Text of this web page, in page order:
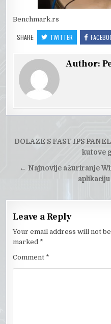
Benchmark.rs
SHARE: TWITTER
Author:
Post
DOLAZE S FAST IPS
kutove
← Najnovije ažuriranje
Leave a Reply
Your email address will not
marked *
Comment *